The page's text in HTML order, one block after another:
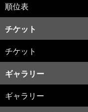
順位表
チケット
チケット
ギャラリー
ギャラリー